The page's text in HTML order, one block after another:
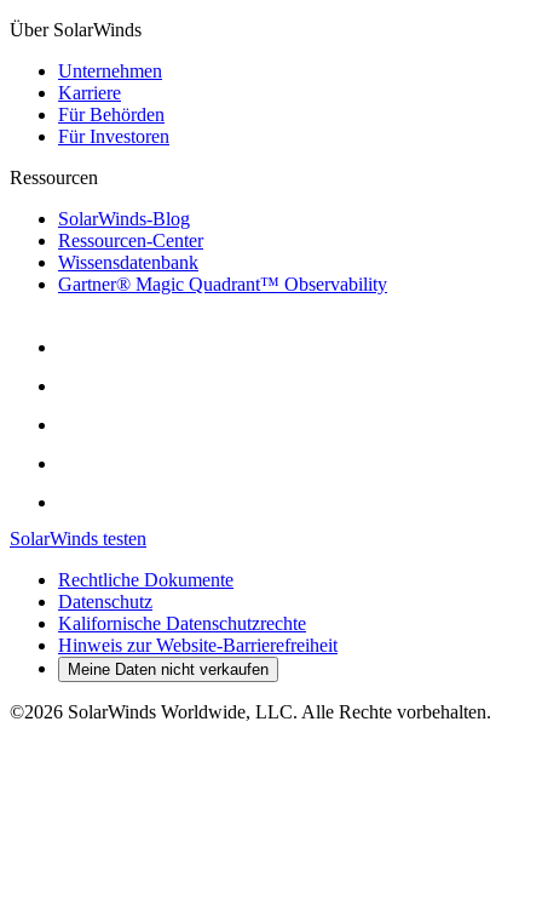
Über SolarWinds
Unternehmen
Karriere
Für Behörden
Für Investoren
Ressourcen
SolarWinds-Blog
Ressourcen-Center
Wissensdatenbank
Gartner® Magic Quadrant™ Observability
SolarWinds testen
Rechtliche Dokumente
Datenschutz
Kalifornische Datenschutzrechte
Hinweis zur Website-Barrierefreiheit
Meine Daten nicht verkaufen
©2026 SolarWinds Worldwide, LLC. Alle Rechte vorbehalten.